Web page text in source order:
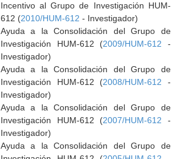
Incentivo al Grupo de Investigación HUM-
612 (2010/HUM-612 - Investigador)
Ayuda a la Consolidación del Grupo de
Investigación HUM-612 (2009/HUM-612 -
Investigador)
Ayuda a la Consolidación del Grupo de
Investigación HUM-612 (2008/HUM-612 -
Investigador)
Ayuda a la Consolidación del Grupo de
Investigación HUM-612 (2007/HUM-612 -
Investigador)
Ayuda a la Consolidación del Grupo de